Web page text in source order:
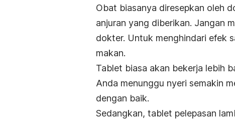
Obat biasanya diresepkan oleh
anjuran yang diberikan. Jangan
dokter. Untuk menghindari efek
makan.
Tablet biasa akan bekerja lebih
Anda menunggu nyeri semakin
dengan baik.
Sedangkan, tablet pelepasan